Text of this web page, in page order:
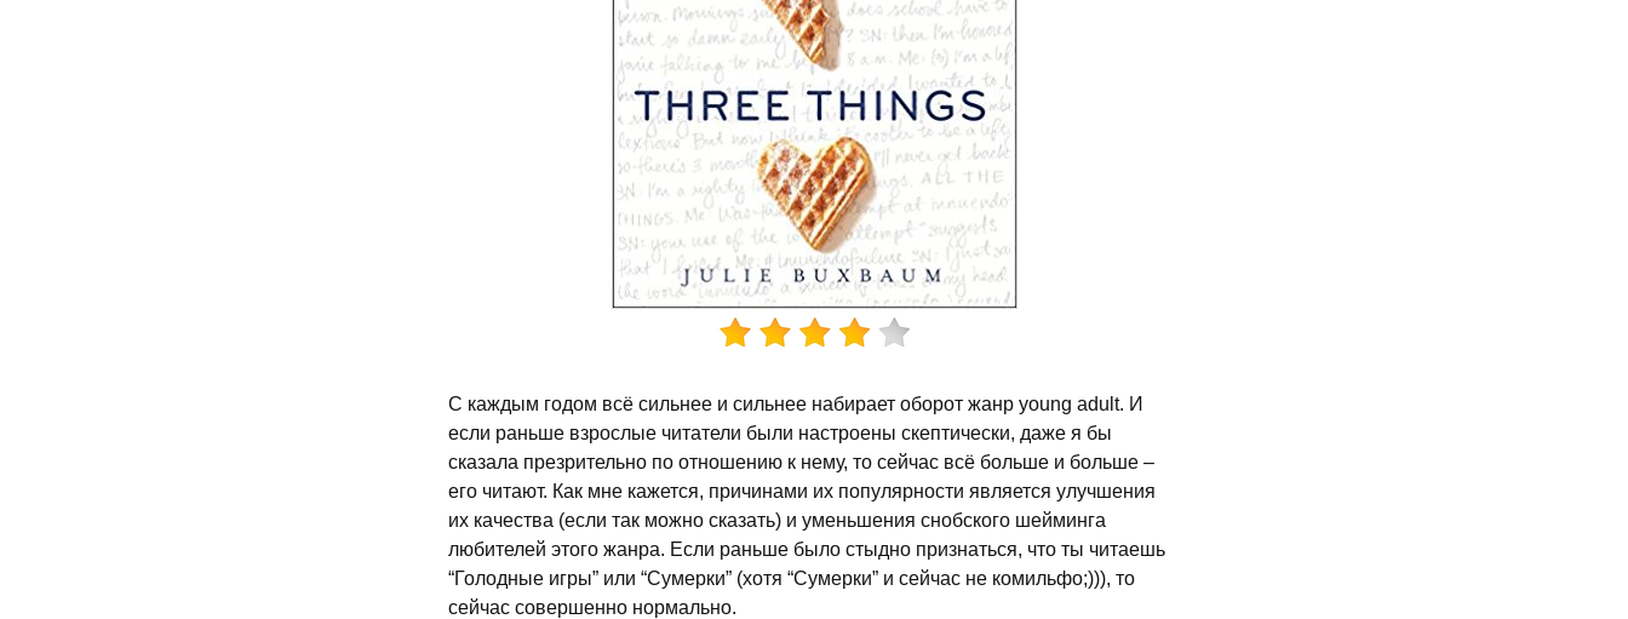
С каждым годом всё сильнее и сильнее набирает оборот жанр young adult. И
если раньше взрослые читатели были настроены скептически, даже я бы
сказала презрительно по отношению к нему, то сейчас всё больше и больше –
его читают. Как мне кажется, причинами их популярности является улучшения
их качества (если так можно сказать) и уменьшения снобского шейминга
любителей этого жанра. Если раньше было стыдно признаться, что ты читаешь
“Голодные игры” или “Сумерки” (хотя “Сумерки” и сейчас не комильфо;))), то
сейчас совершенно нормально.